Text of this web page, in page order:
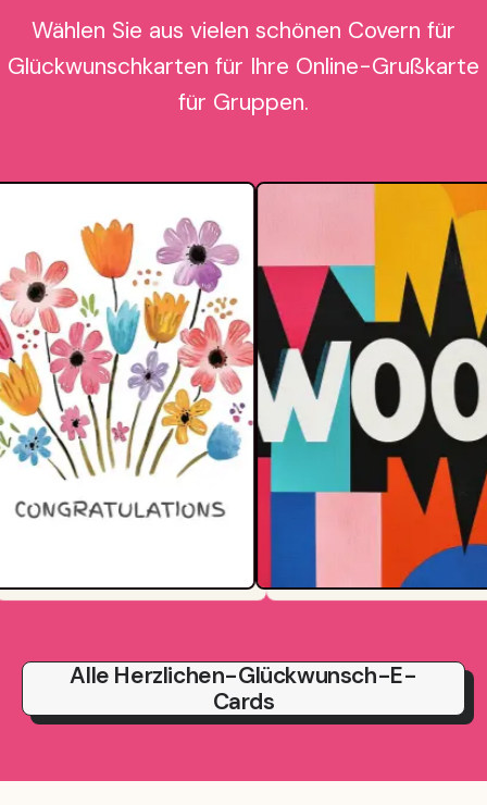
Wählen Sie aus vielen schönen Covern für
Glückwunschkarten für Ihre Online-Grußkarte
für Gruppen.
Alle Herzlichen-Glückwunsch-E-
Cards